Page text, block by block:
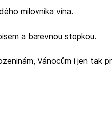
milovníka vína.
a barevnou stopkou.
Vánocům i jen tak